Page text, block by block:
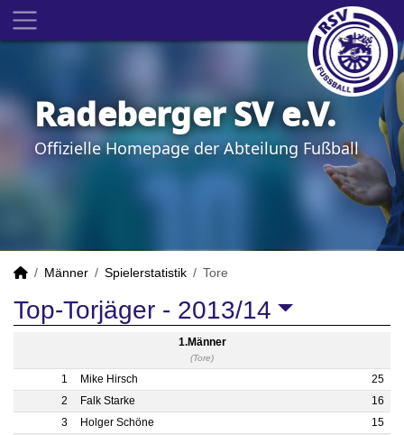
Radeberger SV e.V.
Offizielle Homepage der Abteilung Fußball
Männer Spielerstatistik Tore
Top-Torjäger - 2013/14
1.Männer
(Tore)
1 Mike Hirsch
25
2
Falk Starke
16
3
Holger Schöne
15